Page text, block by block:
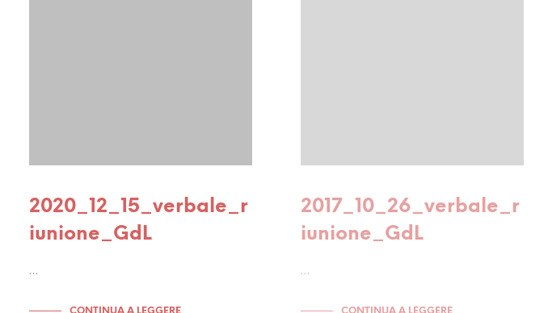
2020_12_15_verbale_r
iunione_GdL
…
2017_10_26_verbale_r
iunione_GdL
…